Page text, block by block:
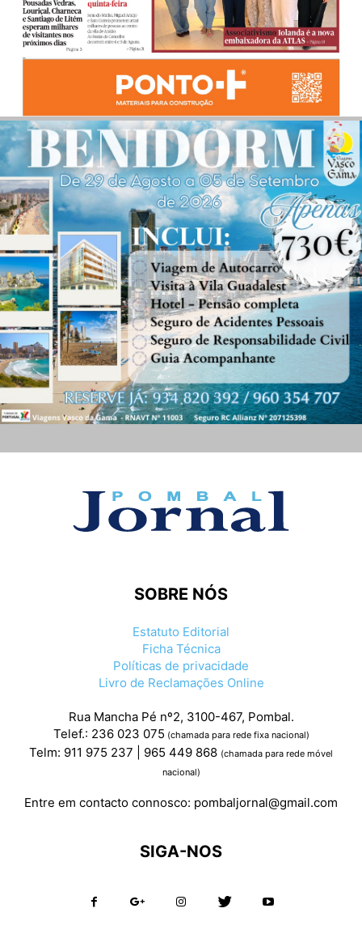
SOBRE NÓS
Estatuto Editorial
Ficha Técnica
Políticas de privacidade
Livro de Reclamações Online
Rua Mancha Pé nº2, 3100-467, Pombal.
Telef.: 236 023 075 (chamada para rede fixa nacional)
Telm: 911 975 237 | 965 449 868 (chamada para rede móvel
nacional)
Entre em contacto connosco: pombaljornal@gmail.com
SIGA-NOS